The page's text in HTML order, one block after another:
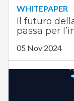
WHITEPAPER
Il futuro
passa per
05 Nov 2024